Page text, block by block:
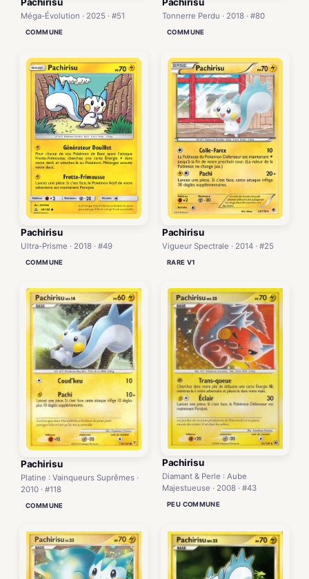
Méga-Évolution · 2025 · #51
COMMUNE
Tonnerre Perdu · 2018 · #80
COMMUNE
Pachirisu
Ultra-Prisme · 2018 · #49
COMMUNE
Pachirisu
Vigueur Spectrale · 2014 · #25
RARE V1
Pachirisu
Platine : Vainqueurs Suprêmes ·
2010 · #118
COMMUNE
Pachirisu
Diamant & Perle : Aube
Majestueuse · 2008 · #43
PEU COMMUNE